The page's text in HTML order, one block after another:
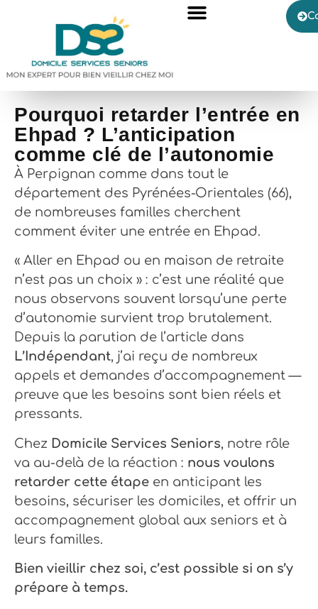
Pourquoi retarder l’entrée en
Ehpad ? L’anticipation
comme clé de l’autonomie
À Perpignan comme dans tout le
département des Pyrénées-Orientales (66),
de nombreuses familles cherchent
comment éviter une entrée en Ehpad.
« Aller en Ehpad ou en maison de retraite
n’est pas un choix » : c’est une réalité que
nous observons souvent lorsqu’une perte
d’autonomie survient trop brutalement.
Depuis la parution de l’article dans
L’Indépendant, j’ai reçu de nombreux
appels et demandes d’accompagnement —
preuve que les besoins sont bien réels et
pressants.
Chez Domicile Services Seniors, notre rôle
va au-delà de la réaction : nous voulons
retarder cette étape en anticipant les
besoins, sécuriser les domiciles, et offrir un
accompagnement global aux seniors et à
leurs familles.
Bien vieillir chez soi, c’est possible si on s’y
prépare à temps.